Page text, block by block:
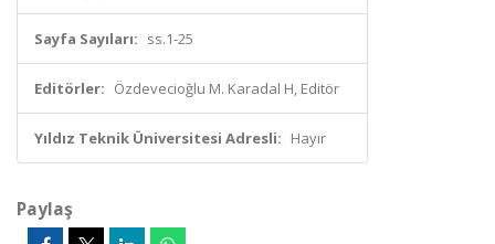
Sayfa Sayıları: ss.1-25
Editörler: Özdevecioğlu M. Karadal H, Editör
Yıldız Teknik Üniversitesi Adresli: Hayır
Paylaş